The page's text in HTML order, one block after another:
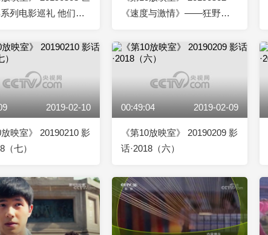
列电影巡礼 他们的
《速度与激情》——狂野时
2019-02-10
放映室》 20190210 影
（七）
00:49:04 2019-02-09
《第10放映室》 20190209 影
话·2018（六）